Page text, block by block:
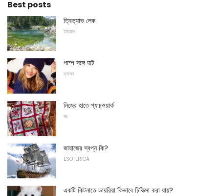
Best posts
ত্রিভ্যাভ লেক
ইউরোপ
পাম্প সঙ্গে হাট
ফ্যাশন
নিজের হাতে প্যাচওয়ার্ক
ঘর
জাহাজের স্বপ্ন কি?
ESOTERICA
একটি কিটনাতে ডায়রিয়া কিভাবে চিকিত্সা করা যায়?